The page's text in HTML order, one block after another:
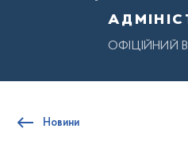
ОФІЦІЙНИЙ
Новини